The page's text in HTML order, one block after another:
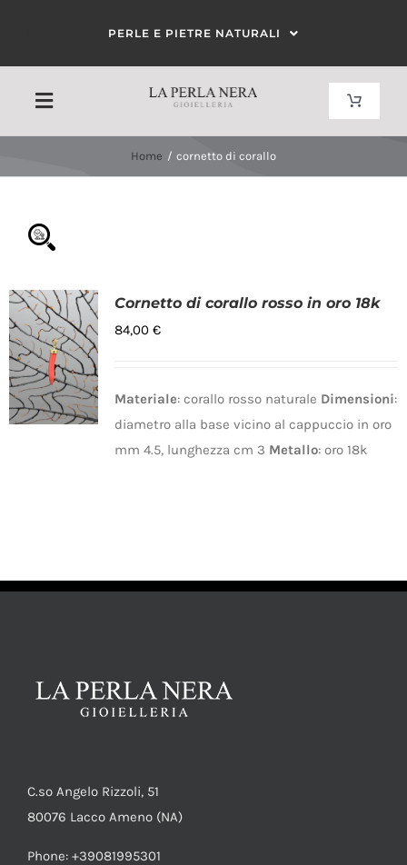
contenuto
PERLE E PIETRE NATURALI
Toggle
Navigation
SHOP
CONTATTI
Toggle
Home cornetto di corallo
Categorie prodotto
Ciondoli
Cornetti di corallo
Oro (1)
Uomo (1)
Cornetto di corallo rosso in oro 18k
84,00 €
Materiale: corallo rosso naturale Dimensioni:
diametro alla base vicino al cappuccio in oro
mm 4.5, lunghezza cm 3 Metallo: oro 18k
C.so Angelo Rizzoli, 51
80076 Lacco Ameno (NA)
Phone: +39081995301